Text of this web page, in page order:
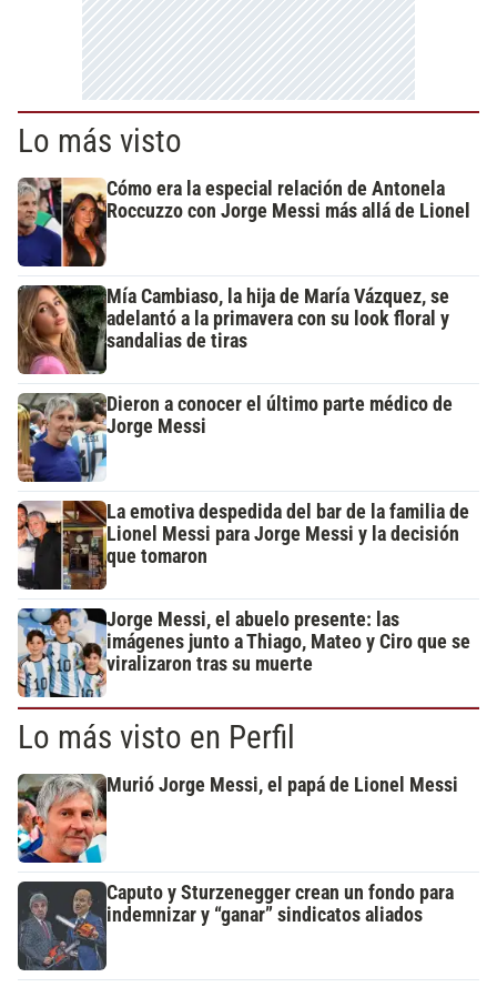
Lo más visto
Cómo era la especial relación de Antonela
Roccuzzo con Jorge Messi más allá de Lionel
Mía Cambiaso, la hija de María Vázquez, se
adelantó a la primavera con su look floral y
sandalias de tiras
Dieron a conocer el último parte médico de
Jorge Messi
La emotiva despedida del bar de la familia de
Lionel Messi para Jorge Messi y la decisión
que tomaron
Jorge Messi, el abuelo presente: las
imágenes junto a Thiago, Mateo y Ciro que se
viralizaron tras su muerte
Lo más visto en Perfil
Murió Jorge Messi, el papá de Lionel Messi
Caputo y Sturzenegger crean un fondo para
indemnizar y “ganar” sindicatos aliados